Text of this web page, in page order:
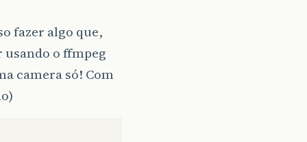
fazer algo que,
usando o ffmpeg
camera só! Com